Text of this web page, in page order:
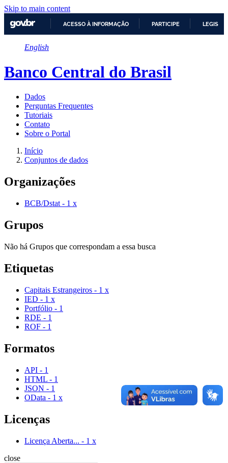
Skip to main content
CONTEÚDO
ACESSO À INFORMAÇÃO PARTICIPE
English
Banco Central do Brasil
Dados
Perguntas Frequentes
Tutoriais
Contato
Sobre o Portal
Início
Conjuntos de dados
Organizações
BCB/Dstat - 1 x
Grupos
Não há Grupos que correspondam a essa busca
Etiquetas
Capitais Estrangeiros - 1 x
IED - 1 x
Portfólio - 1
RDE - 1
ROF - 1
Formatos
API - 1
HTML - 1
JSON - 1
OData - 1 x
Licenças
Licença Aberta... - 1 x
close